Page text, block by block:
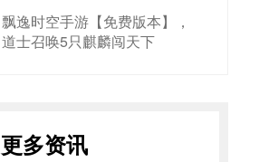
飘逸时空手游【免费版本】，
道士召唤5只麒麟闯天下
更多资讯